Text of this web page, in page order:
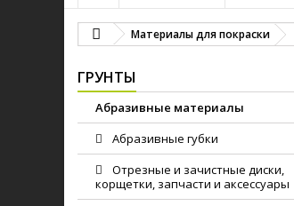
Материалы для покраски
ГРУНТЫ
Абразивные материалы
Абразивные губки
Отрезные и зачистные диски,
корщетки, запчасти и аксессуары